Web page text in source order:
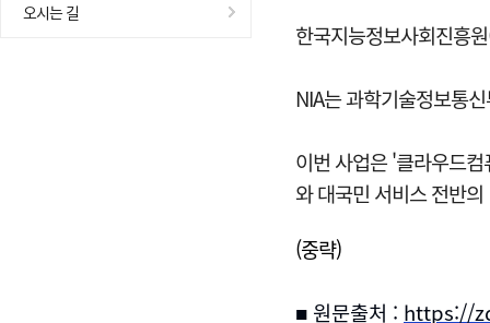
오시는 길
한국지능정보사회진흥
NIA는 과학기술정보통
이번 사업은 '클라우드
와 대국민 서비스 전반
(중략)
■ 원문출처 : https://